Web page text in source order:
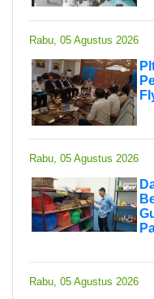
Rabu, 05 Agustus 2026
Rabu, 05 Agustus 2026
Rabu, 05 Agustus 2026